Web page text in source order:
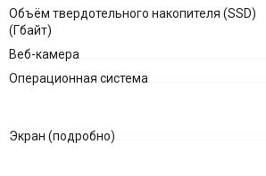
Объём твердотельного накопителя (SSD)
(Гбайт)
Веб-камера
Операционная система
Экран (подробно)